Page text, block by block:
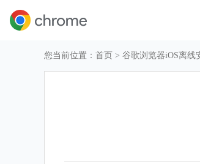
您当前位置： 首页 > 谷歌浏览器iOS离线